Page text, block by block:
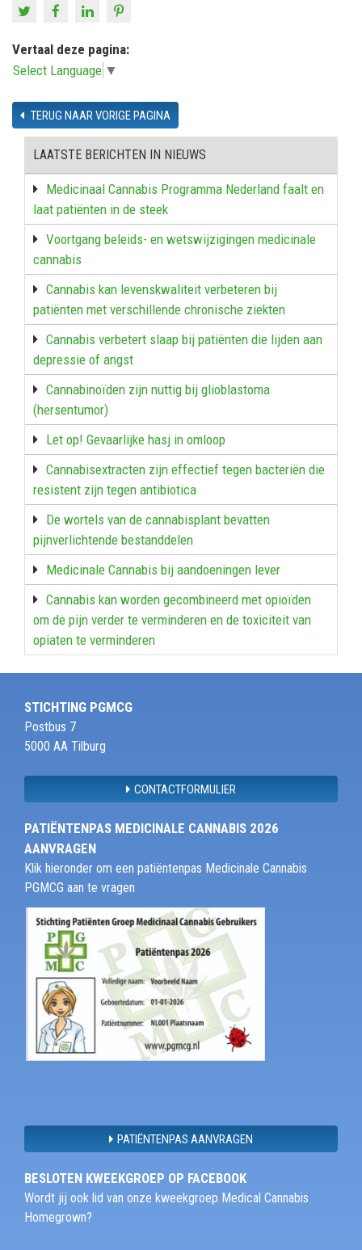
Vertaal deze pagina:
Select Language ▼
TERUG NAAR VORIGE PAGINA
LAATSTE BERICHTEN IN NIEUWS
Medicinaal Cannabis Programma Nederland faalt en
laat patiënten in de steek
Voortgang beleids- en wetswijzigingen medicinale
cannabis
Cannabis kan levenskwaliteit verbeteren bij
patiënten met verschillende chronische ziekten
Cannabis verbetert slaap bij patiënten die lijden aan
depressie of angst
Cannabinoïden zijn nuttig bij glioblastoma
(hersentumor)
Let op! Gevaarlijke hasj in omloop
Cannabisextracten zijn effectief tegen bacteriën die
resistent zijn tegen antibiotica
De wortels van de cannabisplant bevatten
pijnverlichtende bestanddelen
Medicinale Cannabis bij aandoeningen lever
Cannabis kan worden gecombineerd met opioïden
om de pijn verder te verminderen en de toxiciteit van
opiaten te verminderen
STICHTING PGMCG
Postbus 7
5000 AA Tilburg
CONTACTFORMULIER
PATIËNTENPAS MEDICINALE CANNABIS 2026
AANVRAGEN
Klik hieronder om een patiëntenpas Medicinale Cannabis
PGMCG aan te vragen
PATIËNTENPAS AANVRAGEN
BESLOTEN KWEEKGROEP OP FACEBOOK
Wordt jij ook lid van onze kweekgroep Medical Cannabis
Homegrown?